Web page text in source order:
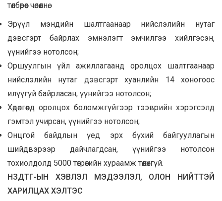
төлбөрөөс чөлөөлнө.
Эрүүл мэндийн шалтгаанаар нийслэлийн нутаг
дэвсгэрт байрлах эмнэлэгт эмчилгээ хийлгэсэн,
үүнийгээ нотолсон;
Оршуулгын үйл ажиллагаанд оролцох шалтгаанаар
нийслэлийн нутаг дэвсгэрт хуанлийн 14 хоногоос
илүүгүй байрласан, үүнийгээ нотолсон;
Хөдөлгөөнд оролцох боломжгүйгээр тээврийн хэрэгсэлд
гэмтэл учирсан, үүнийгээ нотолсон;
Онцгой байдлын үед эрх бүхий байгууллагын
шийдвэрээр дайчлагдсан, үүнийгээ нотолсон
тохиолдолд 5000 төгрөгийн хураамж төлөхгүй.
НЗДТГ-ЫН ХЭВЛЭЛ МЭДЭЭЛЭЛ, ОЛОН НИЙТТЭЙ
ХАРИЛЦАХ ХЭЛТЭС